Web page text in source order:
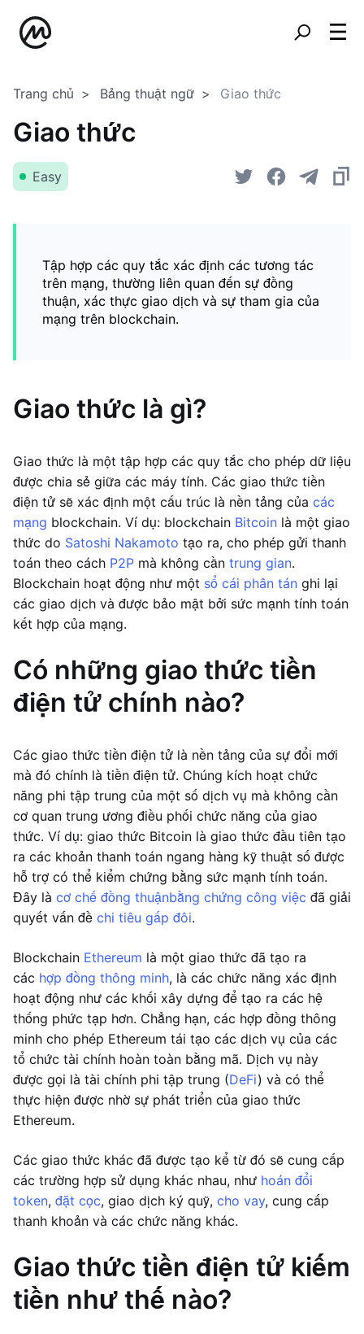
Trang chủ Bảng thuật ngữ Giao thức
Giao thức
Easy
Tập hợp các quy tắc xác định các tương tác
trên mạng, thường liên quan đến sự đồng
thuận, xác thực giao dịch và sự tham gia của
mạng trên blockchain.
Giao thức là gì?
Giao thức là một tập hợp các quy tắc cho phép dữ liệu
được chia sẻ giữa các máy tính. Các giao thức tiền
điện tử sẽ xác định một cấu trúc là nền tảng của các
mạng blockchain. Ví dụ: blockchain Bitcoin là một giao
thức do Satoshi Nakamoto tạo ra, cho phép gửi thanh
toán theo cách P2P mà không cần trung gian.
Blockchain hoạt động như một sổ cái phân tán ghi lại
các giao dịch và được bảo mật bởi sức mạnh tính toán
kết hợp của mạng.
Có những giao thức tiền
điện tử chính nào?
Các giao thức tiền điện tử là nền tảng của sự đổi mới
mà đó chính là tiền điện tử. Chúng kích hoạt chức
năng phi tập trung của một số dịch vụ mà không cần
cơ quan trung ương điều phối chức năng của giao
thức. Ví dụ: giao thức Bitcoin là giao thức đầu tiên tạo
ra các khoản thanh toán ngang hàng kỹ thuật số được
hỗ trợ có thể kiểm chứng bằng sức mạnh tính toán.
Đây là cơ chế đồng thuậnbằng chứng công việc đã giải
quyết vấn đề chi tiêu gấp đôi.
Blockchain Ethereum là một giao thức đã tạo ra
các hợp đồng thông minh, là các chức năng xác định
hoạt động như các khối xây dựng để tạo ra các hệ
thống phức tạp hơn. Chẳng hạn, các hợp đồng thông
minh cho phép Ethereum tái tạo các dịch vụ của các
tổ chức tài chính hoàn toàn bằng mã. Dịch vụ này
được gọi là tài chính phi tập trung (DeFi) và có thể
thực hiện được nhờ sự phát triển của giao thức
Ethereum.
Các giao thức khác đã được tạo kể từ đó sẽ cung cấp
các trường hợp sử dụng khác nhau, như hoán đổi
token, đặt cọc, giao dịch ký quỹ, cho vay, cung cấp
thanh khoản và các chức năng khác.
Giao thức tiền điện tử kiếm
tiền như thế nào?